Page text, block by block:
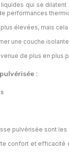
qui se
performances
élevées, mais
une couche
de plus en plus
:
pulvérisée sont les
confort et